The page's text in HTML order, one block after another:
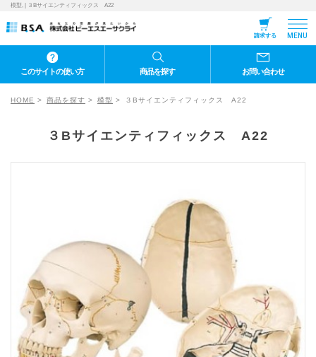
模型, | ３Bサイエンティフィックス A22
請求する MENU
このサイトの使い方 商品を探す お問い合わせ
HOME 商品を探す 模型 ３Bサイエンティフィックス A22
３Bサイエンティフィックス A22